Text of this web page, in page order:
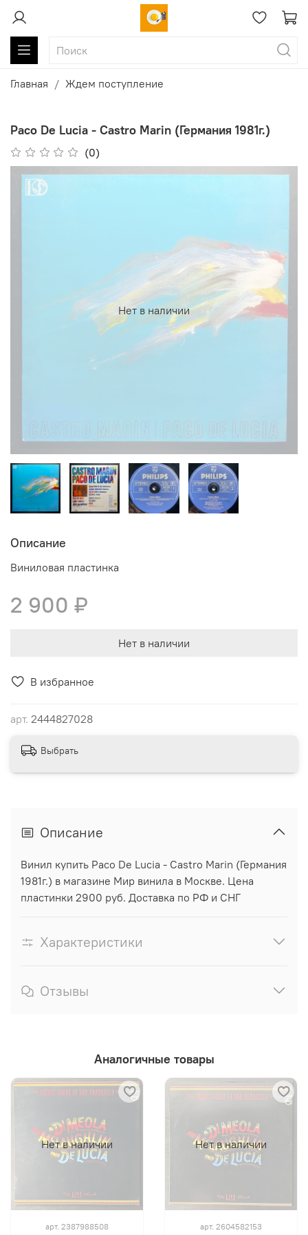
Главная Ждем поступление
Paco De Lucia - Castro Marin (Германия 1981г.)
(0)
В избранное
арт. 2444827028
Нет в наличии
Описание
Виниловая пластинка
2 900 ₽
Нет в наличии
Выбрать
Описание
Винил купить Paco De Lucia - Castro Marin (Германия
1981г.) в магазине Мир винила в Москве. Цена
пластинки 2900 руб. Доставка по РФ и СНГ
Характеристики
Отзывы
Аналогичные товары
Нет в наличии
арт. 2387988508
Нет в наличии
арт. 2604582153